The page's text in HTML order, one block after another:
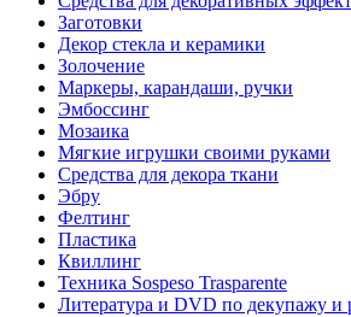
Заготовки
Декор стекла и керамики
Золочение
Маркеры, карандаши, ручки
Эмбоссинг
Мозаика
Мягкие игрушки своими руками
Средства для декора ткани
Эбру
Фелтинг
Пластика
Квиллинг
Техника Sospeso Trasparente
Литература и DVD по декупажу и